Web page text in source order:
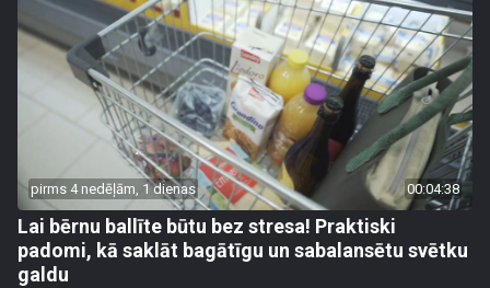
pirms 4 nedēļām, 1 dienas 00:04:38
Lai bērnu ballīte būtu bez stresa! Praktiski
padomi, kā saklāt bagātīgu un sabalansētu svētku
galdu